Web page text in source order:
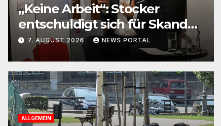
„Keine Arbeit“: Stocker
entschuldigt sich für Skandal-
Aussage zu Kindererziehung
7. AUGUST 2026 NEWS PORTAL
ALLGEMEIN